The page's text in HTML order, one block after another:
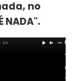
no
NADA".